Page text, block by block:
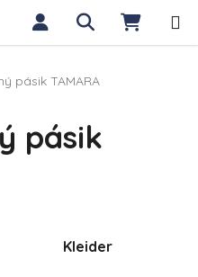
Suchen
pásik TAMARA
pásik
Kleider